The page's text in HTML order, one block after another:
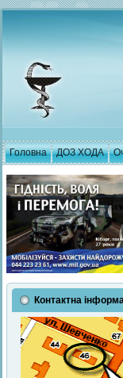
Головна ДОЗ ХОДА
Контактна